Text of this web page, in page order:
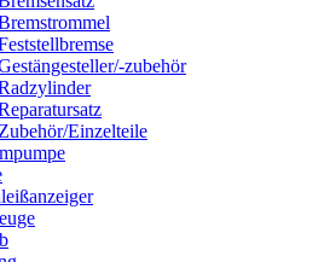
zubehör
Zubehör/Einzelteile